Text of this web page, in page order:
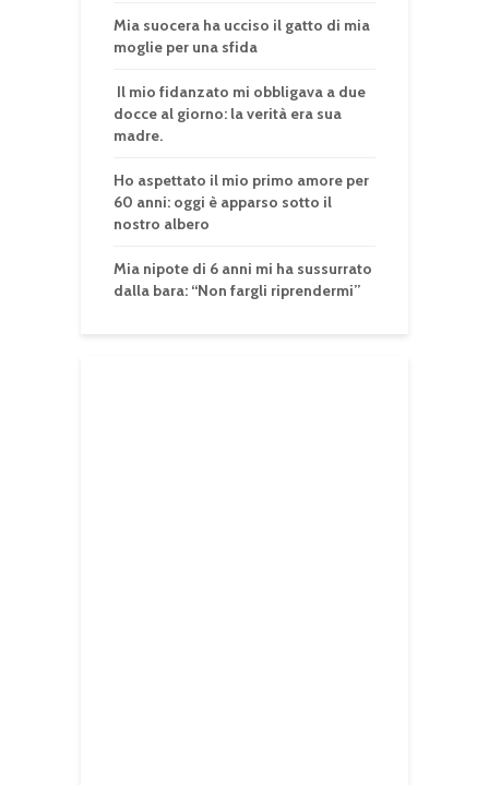
Mia suocera ha ucciso il gatto di mia
moglie per una sfida
Il mio fidanzato mi obbligava a due
docce al giorno: la verità era sua
madre.
Ho aspettato il mio primo amore per
60 anni: oggi è apparso sotto il
nostro albero
Mia nipote di 6 anni mi ha sussurrato
dalla bara: “Non fargli riprendermi”